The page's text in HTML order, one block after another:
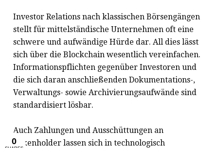
Investor Relations nach klassischen Börsengängen
stellt für mittelständische Unternehmen oft eine
schwere und aufwändige Hürde dar. All dies lässt
sich über die Blockchain wesentlich vereinfachen.
Informationspflichten gegenüber Investoren und
die sich daran anschließenden Dokumentations-,
Verwaltungs- sowie Archivierungsaufwände sind
standardisiert lösbar.
Auch Zahlungen und Ausschüttungen an
Tokenholder lassen sich in technologisch